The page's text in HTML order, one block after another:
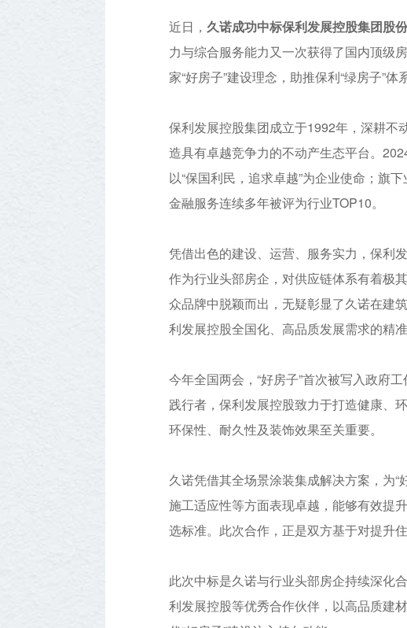
近日， 久诺成功中标保利发展控股集团股
力与综合服务能力又一次获得了国内顶级
家“好房子”建设理念，助推保利“绿房子”
保利发展控股集团成立于1992年，深耕不
造具有卓越竞争力的不动产生态平台。
以“保国利民，追求卓越”为企业使命；旗
金融服务连续多年被评为行业TOP10。
凭借出色的建设、运营、服务实力，保利
作为行业头部房企，对供应链体系有着极
众品牌中脱颖而出，无疑彰显了久诺在建
利发展控股全国化、高品质发展需求的精准
今年全国两会，“好房子”首次被写入政府
践行者，保利发展控股致力于打造健康、
环保性、耐久性及装饰效果至关重要。
久诺凭借其全场景涂装集成解决方案，为
施工适应性等方面表现卓越，能够有效提
选标准。此次合作，正是双方基于对提升
此次中标是久诺与行业头部房企持续深化
利发展控股等优秀合作伙伴，以高品质建